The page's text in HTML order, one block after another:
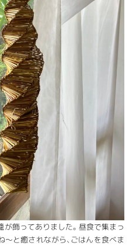
が飾ってありました。昼食で集まっ
～と癒されながら、ごはんを食べま